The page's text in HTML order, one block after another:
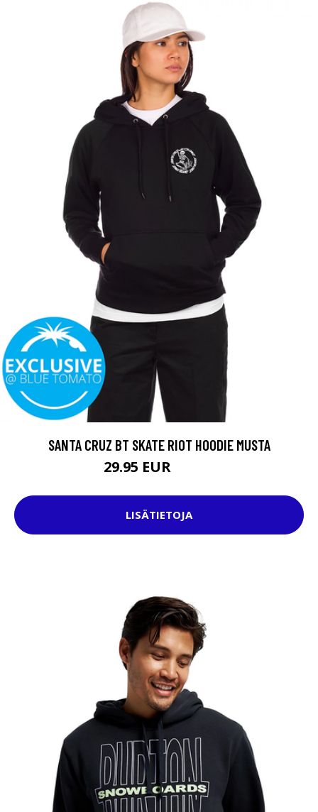
SANTA CRUZ BT SKATE RIOT HOODIE MUSTA
29.95 EUR
LISÄTIETOJA